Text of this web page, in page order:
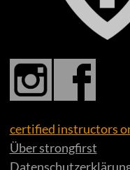
certified instructors
Über strongfirst